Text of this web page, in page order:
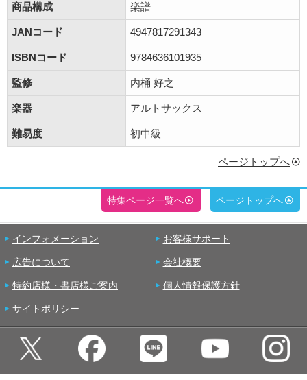
商品構成 楽譜
JANコード 4947817291343
ISBNコード 9784636101935
監修 内桶 好之
楽器 アルトサックス
難易度 初中級
ページトップへ
特集ページ一覧へ ページトップへ
インフォメーション お客様サポート
広告について 会社概要
特約店様・書店様ご案内 個人情報保護方針
サイトポリシー